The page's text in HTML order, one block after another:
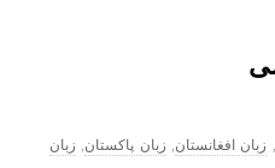
, زبان افغانستان, زبان پاکستان, زبان